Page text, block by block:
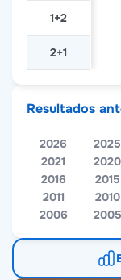
Resultados
2026 2025
2021
2020
2016
2015
2011
2010
2006
2005
1+2
2+1